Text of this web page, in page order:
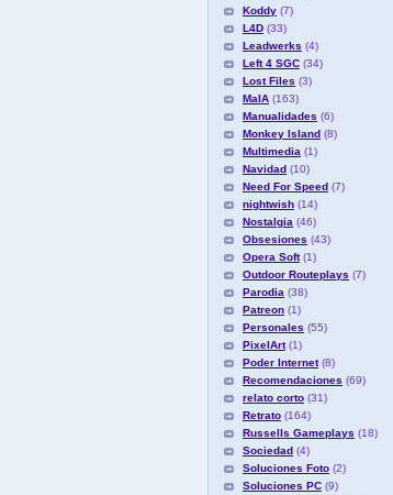
Koddy (7)
L4D (33)
Leadwerks (4)
Left 4 SGC (34)
Lost Files (3)
MaIA (163)
Manualidades (6)
Monkey Island (8)
Multimedia (1)
Navidad (10)
Need For Speed (7)
nightwish (14)
Nostalgia (46)
Obsesiones (43)
Opera Soft (1)
Outdoor Routeplays (7)
Parodia (38)
Patreon (1)
Personales (55)
PixelArt (1)
Poder Internet (8)
Recomendaciones (69)
relato corto (31)
Retrato (164)
Russells Gameplays (18)
Sociedad (4)
Soluciones Foto (2)
Soluciones PC (9)